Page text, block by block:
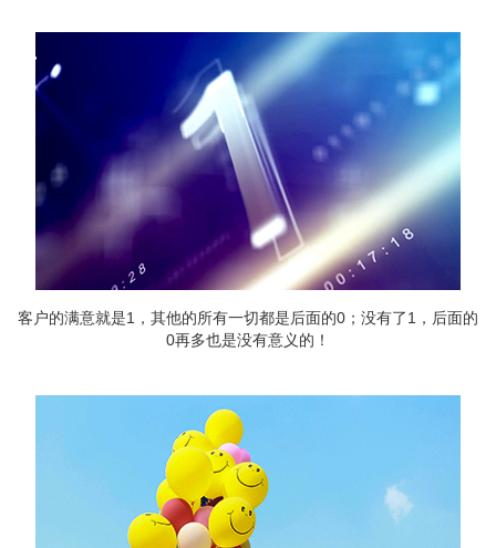
客户的满意就是1，其他的所有一切都是后面的0；没有了1，后面的
0再多也是没有意义的！